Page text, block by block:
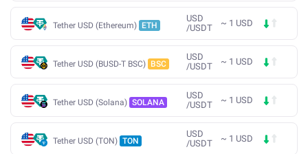
Tether USD (Ethereum) ETH
USD
/USDT ~ 1 USD
Tether USD (BUSD-T BSC) BSC
USD
/USDT ~ 1 USD
Tether USD (Solana) SOLANA
USD
/USDT ~ 1 USD
Tether USD (TON) TON
USD
/USDT ~ 1 USD